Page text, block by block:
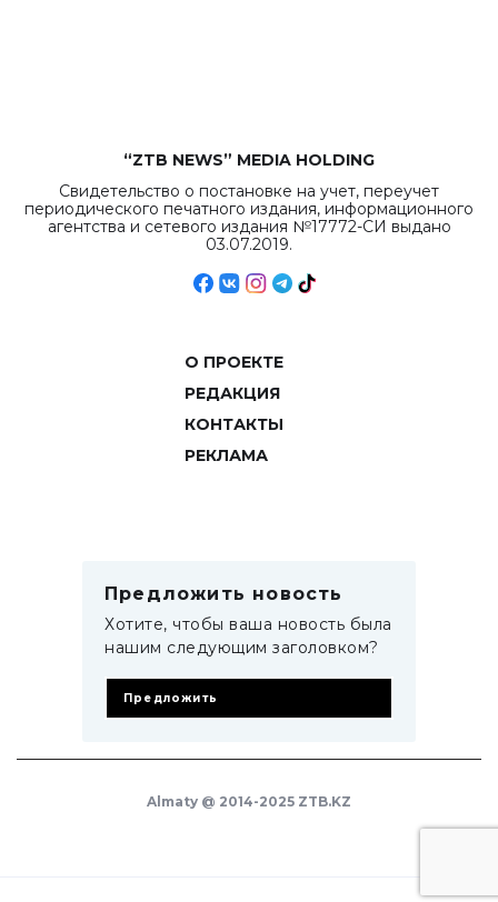
“ZTB NEWS” MEDIA HOLDING
Свидетельство о постановке на учет, переучет
периодического печатного издания, информационного
агентства и сетевого издания №17772-СИ выдано
03.07.2019.
О ПРОЕКТЕ
РЕДАКЦИЯ
КОНТАКТЫ
РЕКЛАМА
Предложить новость
Хотите, чтобы ваша новость была
нашим следующим заголовком?
Предложить
Almaty @ 2014-2025 ZTB.KZ